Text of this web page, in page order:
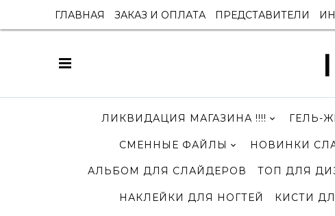
ГЛАВНАЯ ЗАКАЗ И ОПЛАТА ПРЕДСТАВИТЕЛИ
ЛИКВИДАЦИЯ МАГАЗИНА !!!! ГЕЛЬ-
СМЕННЫЕ ФАЙЛЫ НОВИНКИ
АЛЬБОМ ДЛЯ СЛАЙДЕРОВ ТОП ДЛЯ
НАКЛЕЙКИ ДЛЯ НОГТЕЙ КИСТИ